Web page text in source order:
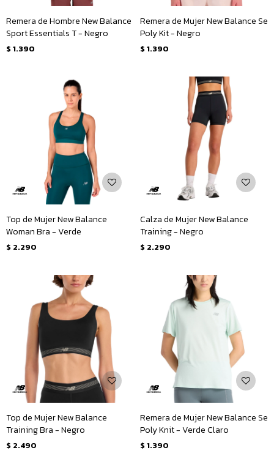
Remera de Hombre New Balance
Sport Essentials T - Negro
$ 1.390
Remera de Mujer New Balance Se
Poly Kit - Negro
$ 1.390
Top de Mujer New Balance
Woman Bra - Verde
$ 2.290
Calza de Mujer New Balance
Training - Negro
$ 2.290
Top de Mujer New Balance
Training Bra - Negro
$ 2.490
Remera de Mujer New Balance Se
Poly Knit - Verde Claro
$ 1.390